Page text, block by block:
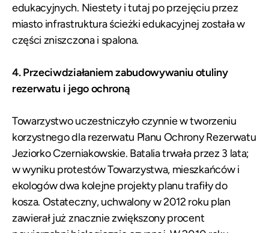
edukacyjnych. Niestety i tutaj po przejęciu przez
miasto infrastruktura ścieżki edukacyjnej została w
części zniszczona i spalona.
4. Przeciwdziałaniem zabudowywaniu otuliny
rezerwatu i jego ochroną
Towarzystwo uczestniczyło czynnie w tworzeniu
korzystnego dla rezerwatu Planu Ochrony Rezerwatu
Jeziorko Czerniakowskie. Batalia trwała przez 3 lata;
w wyniku protestów Towarzystwa, mieszkańców i
ekologów dwa kolejne projekty planu trafiły do
kosza. Ostateczny, uchwalony w 2012 roku plan
zawierał już znacznie zwiększony procent